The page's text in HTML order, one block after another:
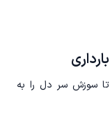
سوزش سر دل را به